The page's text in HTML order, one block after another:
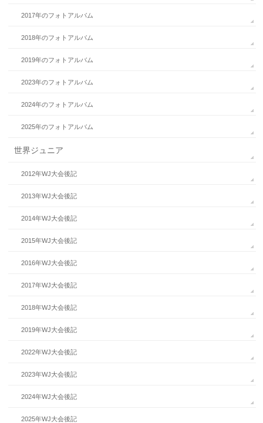
2017年のフォトアルバム
2018年のフォトアルバム
2019年のフォトアルバム
2023年のフォトアルバム
2024年のフォトアルバム
2025年のフォトアルバム
世界ジュニア
2012年WJ大会後記
2013年WJ大会後記
2014年WJ大会後記
2015年WJ大会後記
2016年WJ大会後記
2017年WJ大会後記
2018年WJ大会後記
2019年WJ大会後記
2022年WJ大会後記
2023年WJ大会後記
2024年WJ大会後記
2025年WJ大会後記